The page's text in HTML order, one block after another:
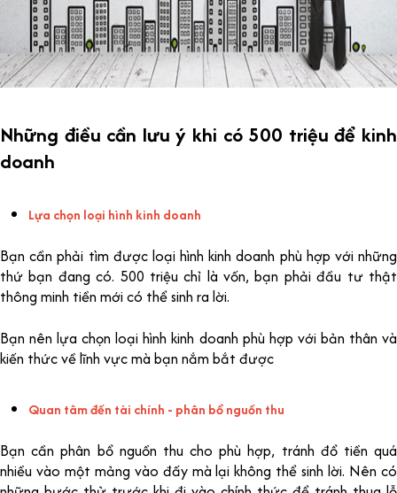
Những điều cần lưu ý khi có 500 triệu để kinh
doanh
Lựa chọn loại hình kinh doanh
Bạn cần phải tìm được loại hình kinh doanh phù hợp với những
thứ bạn đang có. 500 triệu chỉ là vốn, bạn phải đầu tư thật
thông minh tiền mới có thể sinh ra lời.
Bạn nên lựa chọn loại hình kinh doanh phù hợp với bản thân và
kiến thức về lĩnh vực mà bạn nắm bắt được
Quan tâm đến tài chính - phân bổ nguồn thu
Bạn cần phân bổ nguồn thu cho phù hợp, tránh đổ tiền quá
nhiều vào một mảng vào đấy mà lại không thể sinh lời. Nên có